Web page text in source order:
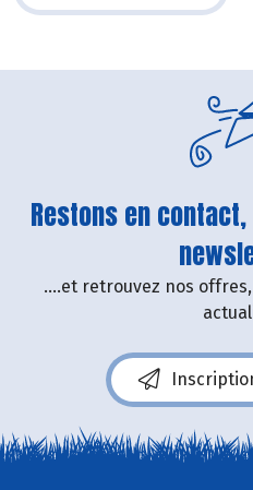
Restons en
....et retrouvez nos